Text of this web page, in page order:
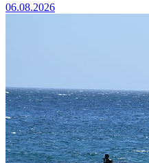
06.08.2026